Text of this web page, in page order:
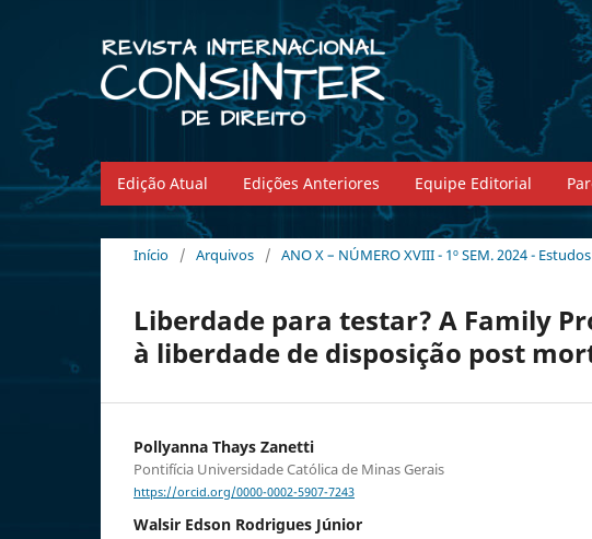
Edição Atual Edições Anteriores Equipe Editorial
Início / Arquivos / ANO X – NÚMERO XVIII - 1º SEM. 2024 -
Liberdade para testar? A Family
à liberdade de disposição post
Pollyanna Thays Zanetti
Pontifícia Universidade Católica de Minas Gerais
https://orcid.org/0000-0002-5907-7243
Walsir Edson Rodrigues Júnior